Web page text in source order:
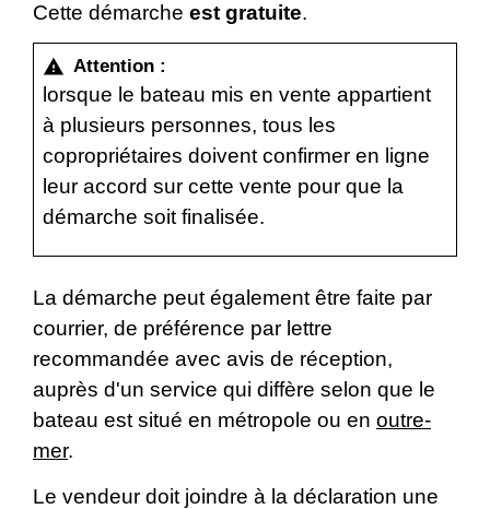
Cette démarche est gratuite.
warning Attention :
lorsque le bateau mis en vente appartient
à plusieurs personnes, tous les
copropriétaires doivent confirmer en ligne
leur accord sur cette vente pour que la
démarche soit finalisée.
La démarche peut également être faite par
courrier, de préférence par lettre
recommandée avec avis de réception,
auprès d'un service qui diffère selon que le
bateau est situé en métropole ou en outre-
mer.
Le vendeur doit joindre à la déclaration une